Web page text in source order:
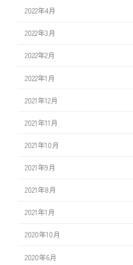
2022年4月
2022年3月
2022年2月
2022年1月
2021年12月
2021年11月
2021年10月
2021年9月
2021年8月
2021年1月
2020年10月
2020年6月